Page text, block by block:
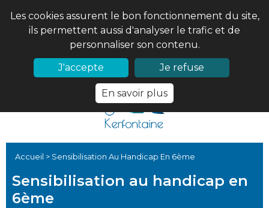
Les cookies assurent le bon fonctionnement du site,
ils permettent aussi d'analyser le trafic et de
personnaliser son contenu.
J'accepte
Je refuse
En savoir plus
02 97 56 61 18
Accueil > Sensibilisation Au Handicap En 6ème
Sensibilisation au handicap en
6ème